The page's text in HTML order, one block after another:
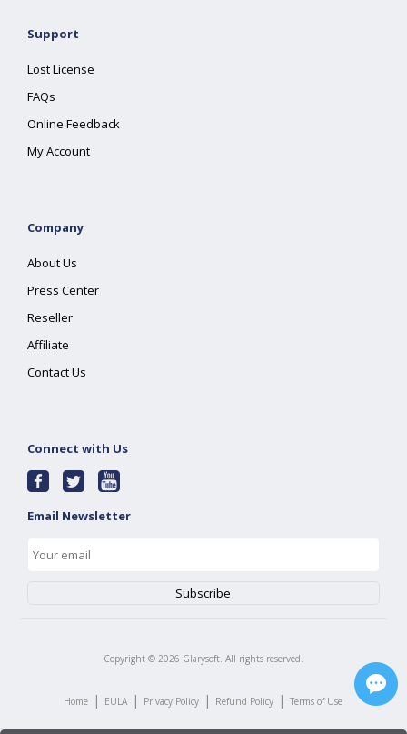
Support
Lost License
FAQs
Online Feedback
My Account
Company
About Us
Press Center
Reseller
Affiliate
Contact Us
Connect with Us
Email Newsletter
Copyright © 2026 Glarysoft. All rights reserved.
Home | EULA | Privacy Policy | Refund Policy | Terms of Use